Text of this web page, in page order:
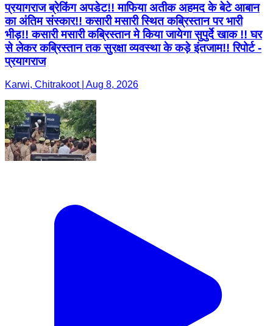
प्रयागराज ब्रेकिंग अपडेट!! माफिया अतीक अहमद के बेटे आबान
का अंतिम संस्कार!! कसारी मसारी स्थित कब्रिस्तान पर भारी
भीड़!! कसारी मसारी कब्रिस्तान मे किया जायेगा सुपुर्दे खाक !! घर
से लेकर कब्रिस्तान तक सुरक्षा व्यवस्था के कड़े इंतजाम!! रिपोर्ट -
प्रयागराज
Karwi, Chitrakoot | Aug 8, 2026